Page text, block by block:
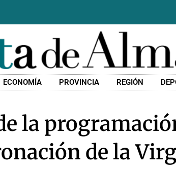
ECONOMÍA PROVINCIA REGIÓN
la
de la